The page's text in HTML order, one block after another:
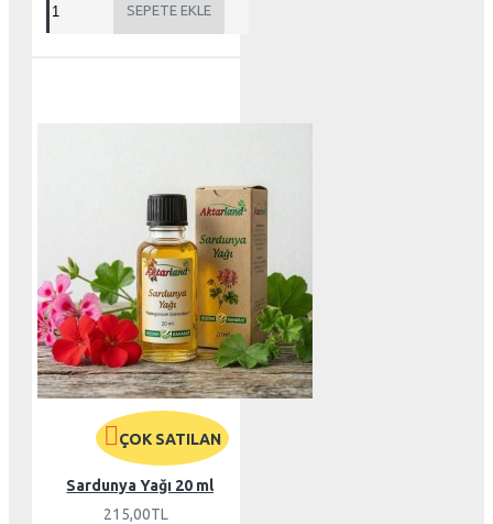
SEPETE EKLE
ÇOK SATILAN
Sardunya Yağı 20 ml
215,00TL